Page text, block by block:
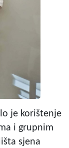
je korištenje
i grupnim
sjena